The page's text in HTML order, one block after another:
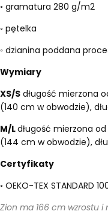
◦ gramatura 280 g/m2
◦ pętelka
◦ dzianina poddana
Wymiary
XS/S długość mierzona
(140 cm w obwodzie),
M/Ldługość mierzona
(144 cm w obwodzie),
Certyfikaty
◦ OEKO-TEX STANDARD
Zion ma 166 cm wzrostu